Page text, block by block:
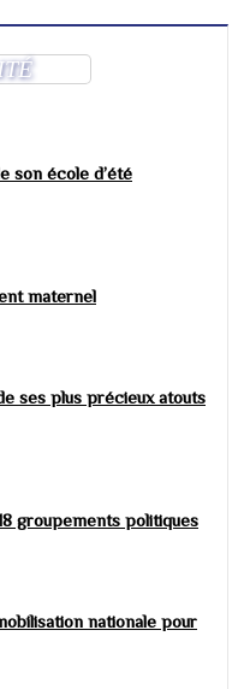
son école d’été
maternel
ses plus précieux atouts
groupements politiques
nationale pour